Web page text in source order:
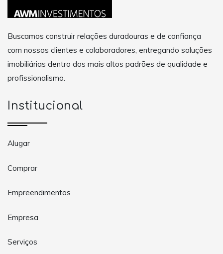
Buscamos construir relações duradouras e de confiança
com nossos clientes e colaboradores, entregando soluções
imobiliárias dentro dos mais altos padrões de qualidade e
profissionalismo.
Institucional
Alugar
Comprar
Empreendimentos
Empresa
Serviços